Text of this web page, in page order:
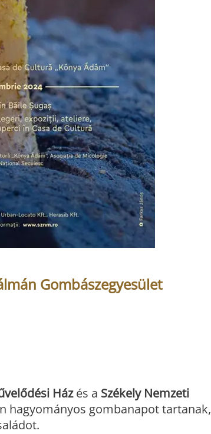
Gombászegyesület
Házés a Székely Nemzeti
hagyományos gombanapot tartanak,